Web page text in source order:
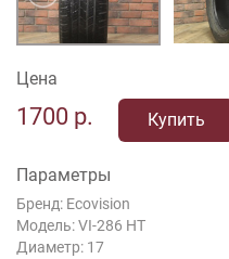
Цена
1700 р. Купить
Параметры
Бренд: Ecovision
Модель: VI-286 HT
Диаметр: 17